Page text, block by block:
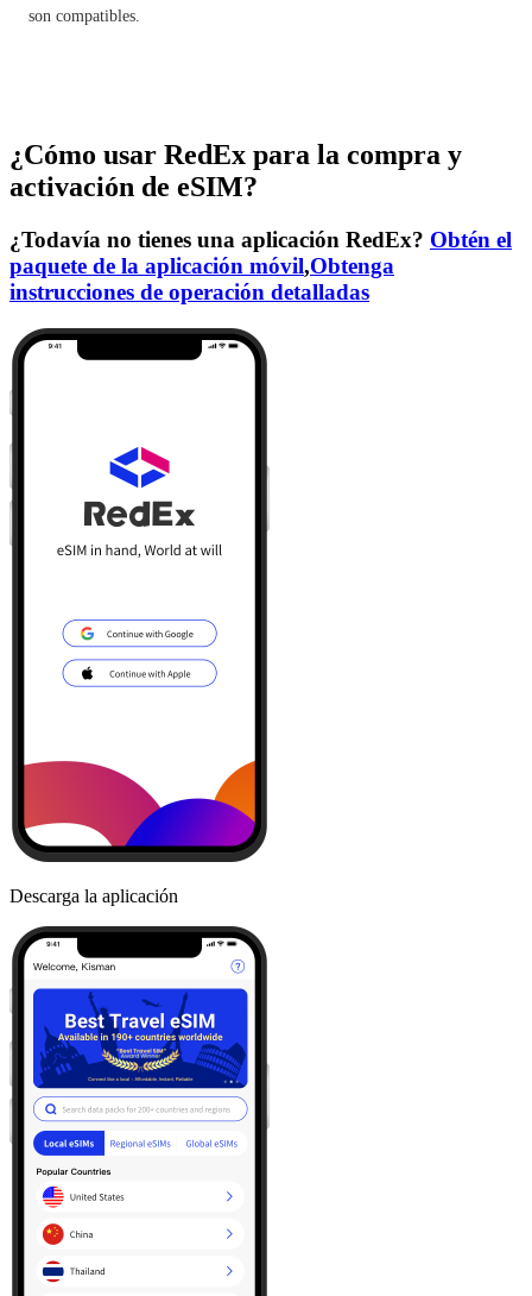
son compatibles.
¿Cómo usar RedEx para la compra y
activación de eSIM?
¿Todavía no tienes una aplicación RedEx? Obtén el
paquete de la aplicación móvil,Obtenga
instrucciones de operación detalladas
Descarga la aplicación